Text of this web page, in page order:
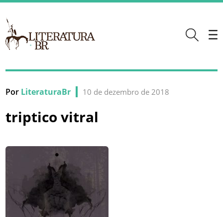
Por LiteraturaBr 10 de dezembro de 2018
triptico vitral